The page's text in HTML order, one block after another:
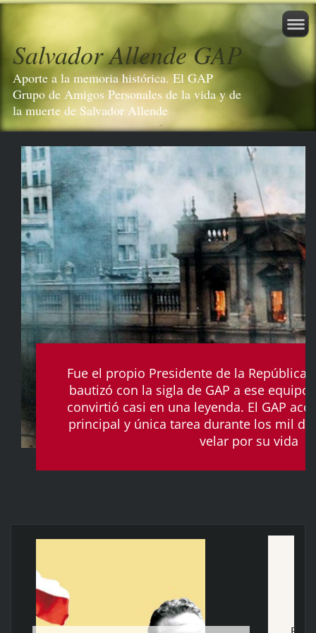
Salvador Allende GAP
Aporte a la memoria histórica. El GAP
Grupo de Amigos Personales de la vida y de
la muerte de Salvador Allende
Fue el propio Presidente de la República
bautizó con la sigla de GAP a ese
convirtió casi en una leyenda. El GAP
principal y única tarea durante los mil
velar por su vida
E